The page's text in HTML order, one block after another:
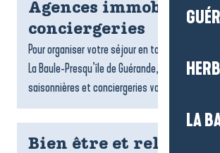
LA
Agences
conciergeries
Pour organiser votre séjour en toute sérénité
La Baule-Presqu’île de Guérande, les agences
saisonnières et conciergeries vous
Bien être et relaxation